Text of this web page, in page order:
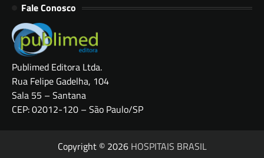
Fale Conosco
Publimed Editora Ltda.
Rua Felipe Gadelha, 104
Sala 55 – Santana
CEP: 02012-120 – São Paulo/SP
Copyright © 2026 HOSPITAIS BRASIL